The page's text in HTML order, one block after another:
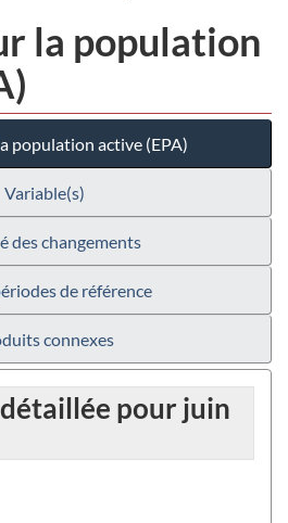
la population
population active (EPA)
Variable(s)
des changements
de référence
connexes
pour juin